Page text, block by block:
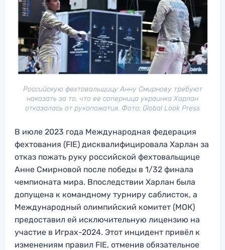
Российскую фехтовальщицу Анну Смирнову требуют
наказать за то, что ее соперница украинка Харлан
отказалась от рукопожатия. Фото: Global Look Press
В июле 2023 года Международная федерация
фехтования (FIE) дисквалифицировала Харлан за
отказ пожать руку российской фехтовальщице
Анне Смирновой после победы в 1/32 финала
чемпионата мира. Впоследствии Харлан была
допущена к командному турниру саблисток, а
Международный олимпийский комитет (МОК)
предоставил ей исключительную лицензию на
участие в Играх-2024. Этот инцидент привёл к
изменениям правил FIE, отменив обязательное